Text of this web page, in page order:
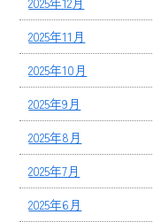
2025年11月
2025年10月
2025年9月
2025年8月
2025年7月
2025年6月